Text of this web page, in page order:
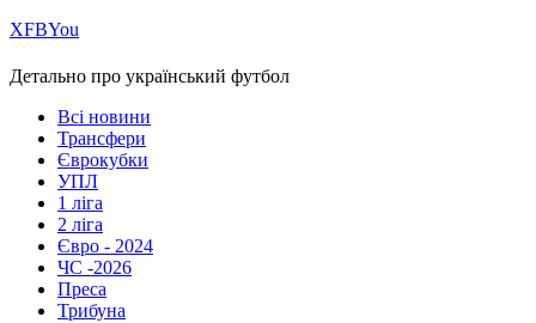
ХFBYou
Детально про український футбол
Всі новини
Трансфери
Єврокубки
УПЛ
1 ліга
2 ліга
Євро - 2024
ЧС -2026
Преса
Трибуна